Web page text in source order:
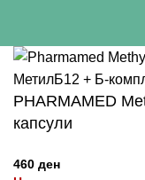
PHARMAMED
капсули